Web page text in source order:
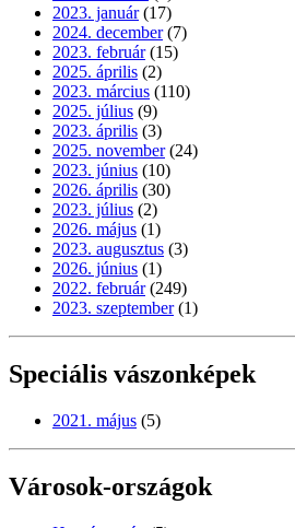
2023. január (17)
2024. december (7)
2023. február (15)
2025. április (2)
2023. március (110)
2025. július (9)
2023. április (3)
2025. november (24)
2023. június (10)
2026. április (30)
2023. július (2)
2026. május (1)
2023. augusztus (3)
2026. június (1)
2022. február (249)
2023. szeptember (1)
Speciális vászonképek
2021. május (5)
Városok-országok